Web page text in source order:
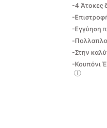
-4 Άτοκες
-
-Εγγύηση
-
-Στην
-Κουπόνι